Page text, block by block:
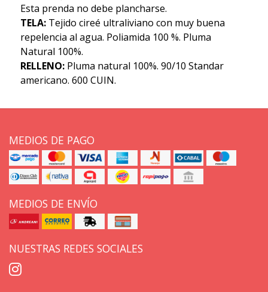
Esta prenda no debe plancharse.
TELA:Tejido cireé ultraliviano con muy buena
repelencia al agua. Poliamida 100 %. Pluma
Natural 100%.
RELLENO:Pluma natural 100%. 90/10 Standar
americano. 600 CUIN.
MEDIOS DE PAGO
MEDIOS DE ENVÍO
NUESTRAS REDES SOCIALES